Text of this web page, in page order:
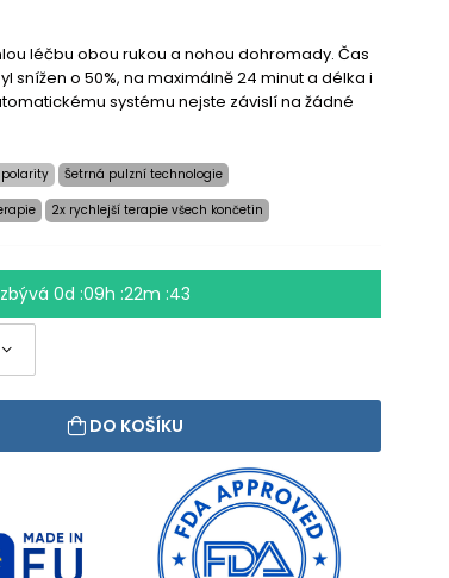
léčbu obou rukou a nohou dohromady. Čas
o 50%, na maximálně 24 minut a délka i
systému nejste závislí na žádné
Šetrná pulzní technologie
2x rychlejší terapie všech končetin
0d :09h :22m :42
DO KOŠÍKU